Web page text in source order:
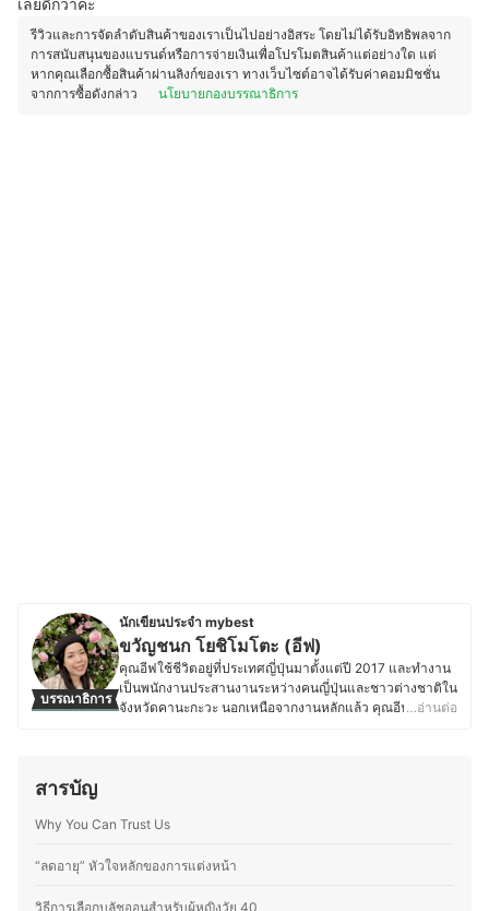
เลยดีกว่าค่ะ
รีวิวและการจัดลำดับสินค้าของเราเป็นไปอย่างอิสระ โดยไม่ได้รับอิทธิพลจาก
การสนับสนุนของแบรนด์หรือการจ่ายเงินเพื่อโปรโมตสินค้าแต่อย่างใด แต่
หากคุณเลือกซื้อสินค้าผ่านลิงก์ของเรา ทางเว็บไซต์อาจได้รับค่าคอมมิชชั่น
จากการซื้อดังกล่าว
นโยบายกองบรรณาธิการ
บรรณาธิการ
นักเขียนประจำ mybest
ขวัญชนก โยชิโมโตะ (อีฟ)
คุณอีฟใช้ชีวิตอยู่ที่ประเทศญี่ปุ่นมาตั้งแต่ปี 2017 และทำงาน
เป็นพนักงานประสานงานระหว่างคนญี่ปุ่นและชาวต่างชาติใน
จังหวัดคานะกะวะ นอกเหนือจากงานหลักแล้ว คุณอีฟยัง
ไม่ว่าจะเป็นแต่งหน้าเจ้าสาว แต่งหน้ารับปริญญา หรือแต่ง
เหมาะกับสภาพผิวและโอกาสต่าง ๆ ซึ่งนอกจากด้านความ
ใหม่ ๆ ที่ผสมผสานระหว่างอาหารไทยและญี่ปุ่น รวมถึงสอนทำ
…อ่านต่อ
สารบัญ
Why You Can Trust Us
“ลดอายุ” หัวใจหลักของการแต่งหน้า
วิธีการเลือกบลัชออนสำหรับผู้หญิงวัย 40